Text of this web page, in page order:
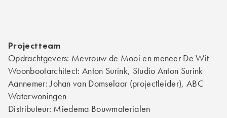
Projectteam
Opdrachtgevers: Mevrouw de Mooi en meneer De Wit
Woonbootarchitect: Anton Surink, Studio Anton Surink
Aannemer: Johan van Domselaar (projectleider), ABC
Waterwoningen
Distributeur: Miedema Bouwmaterialen